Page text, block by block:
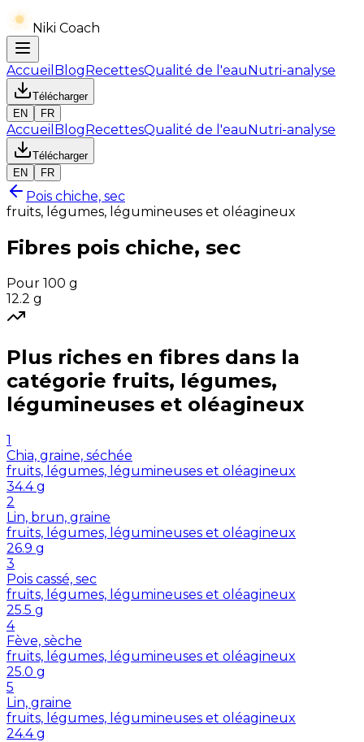
Niki Coach
Accueil BlogRecettesQualité de l'eauNutri-analyse
Télécharger
EN
FR
Accueil BlogRecettesQualité de l'eauNutri-analyse
Télécharger
EN
FR
Pois chiche, sec
fruits, légumes, légumineuses et oléagineux
Fibres pois chiche, sec
Pour 100 g
12.2 g
Plus riches en fibres dans la
catégorie fruits, légumes,
légumineuses et oléagineux
1
Chia, graine, séchée
fruits, légumes, légumineuses et oléagineux
34.4 g
2
Lin, brun, graine
fruits, légumes, légumineuses et oléagineux
26.9 g
3
Pois cassé, sec
fruits, légumes, légumineuses et oléagineux
25.5 g
4
Fève, sèche
fruits, légumes, légumineuses et oléagineux
25.0 g
5
Lin, graine
fruits, légumes, légumineuses et oléagineux
24.4 g